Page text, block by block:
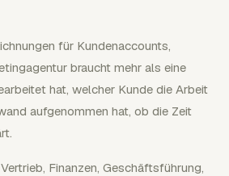
für Kundenaccounts,
braucht mehr als eine
hat, welcher Kunde die Arbeit
aufgenommen hat, ob die Zeit
Finanzen, Geschäftsführung,